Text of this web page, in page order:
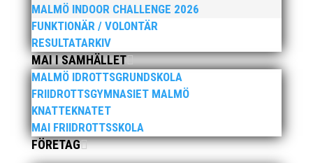
MALMÖ INDOOR CHALLENGE 2026
FUNKTIONÄR / VOLONTÄR
RESULTATARKIV
MAI I SAMHÄLLET
MALMÖ IDROTTSGRUNDSKOLA
FRIIDROTTSGYMNASIET MALMÖ
KNATTEKNATET
MAI FRIIDROTTSSKOLA
FÖRETAG
2025 innebar något av ett internationellt
genombrott för MAI:s kulstötare Wictor
Petersson. Året gav svenskt rekord, EM-silver